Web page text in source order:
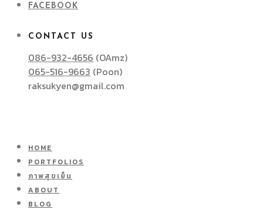
FACEBOOK
CONTACT US
086-932-4656 (OAmz)
065-516-9663 (Poon)
raksukyen@gmail.com
HOME
PORTFOLIOS
ภาพสุขเย็น
ABOUT
BLOG